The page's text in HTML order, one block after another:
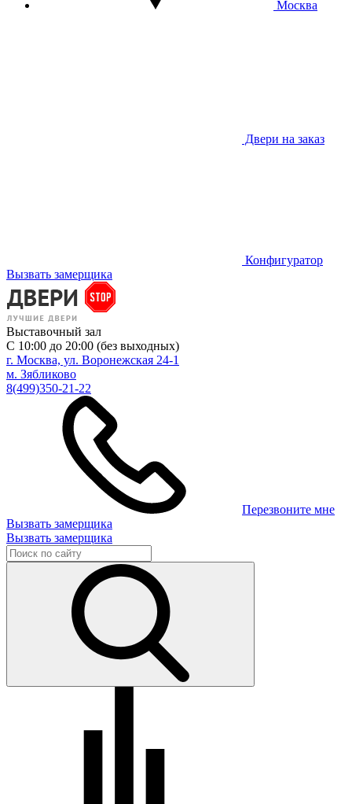
Москва
Двери на заказ
Конфигуратор
Вызвать замерщика
Выставочный зал
С 10:00 до 20:00 (без выходных)
г. Москва, ул. Воронежская 24-1
м. Зябликово
8(499)350-21-22
Перезвоните мне
Вызвать замерщика
Вызвать замерщика